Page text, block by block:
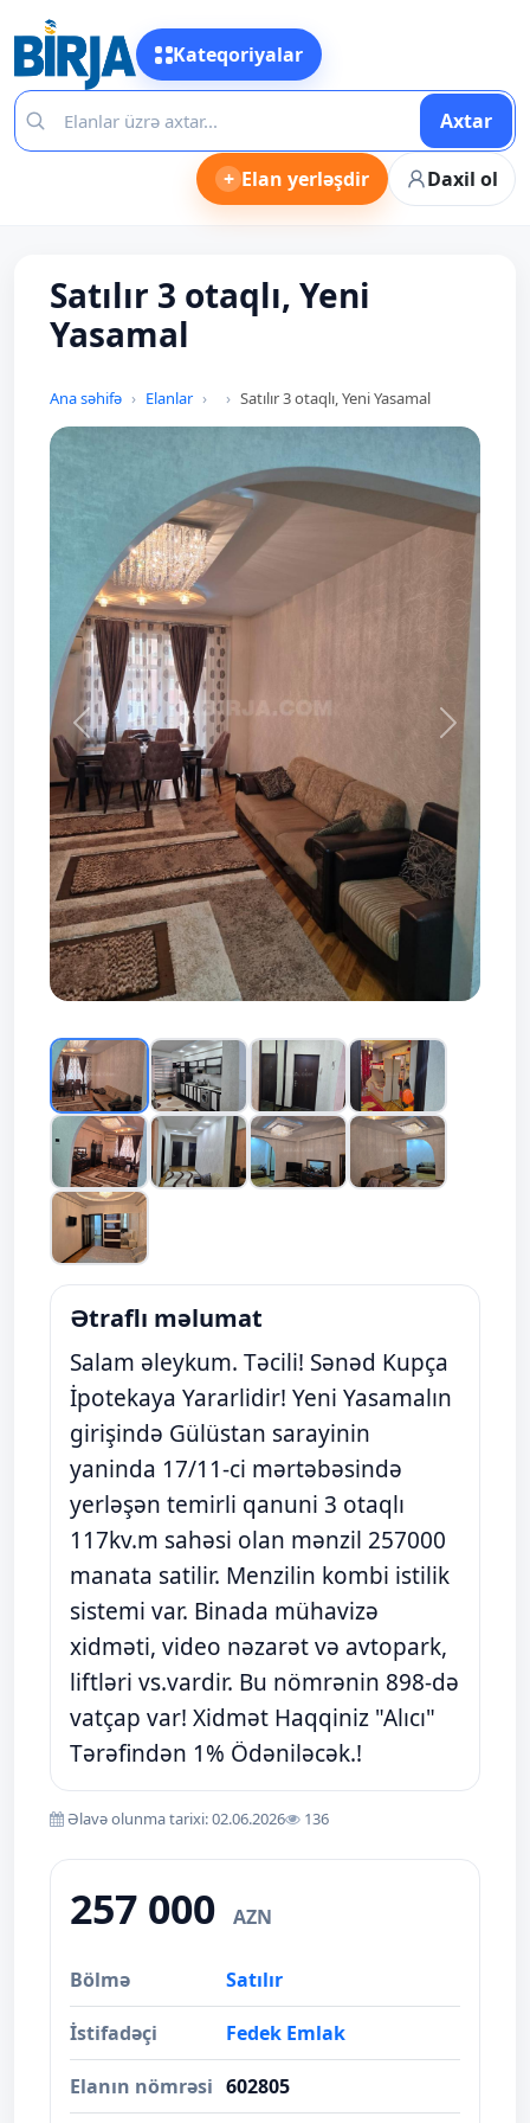
Kateqoriyalar
Axtar
+ Elan yerləşdir Daxil ol
Satılır 3 otaqlı, Yeni
Yasamal
Ana səhifə Elanlar Satılır 3 otaqlı, Yeni Yasamal
Prev Next
Ətraflı məlumat
Salam əleykum. Təcili! Sənəd Kupça
İpotekaya Yararlidir! Yeni Yasamalın
girişində Gülüstan sarayinin
yaninda 17/11-ci mərtəbəsində
yerləşən temirli qanuni 3 otaqlı
117kv.m sahəsi olan mənzil 257000
manata satilir. Menzilin kombi istilik
sistemi var. Binada mühavizə
xidməti, video nəzarət və avtopark,
liftləri vs.vardir. Bu nömrənin 898-də
vatçap var! Xidmət Haqqiniz "Alıcı"
Tərəfindən 1% Ödəniləcək.!
Əlavə olunma tarixi: 02.06.2026 136
257 000 AZN
Bölmə Satılır
İstifadəçi Fedek Emlak
Elanın nömrəsi 602805